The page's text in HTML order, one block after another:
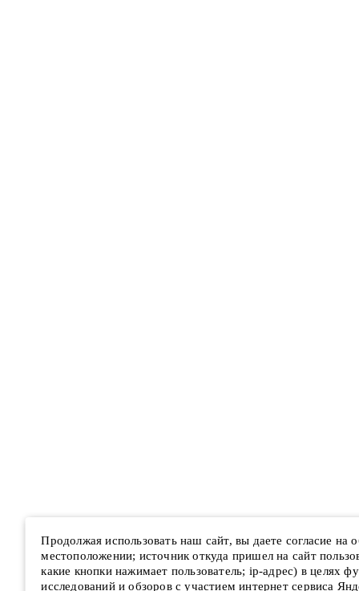
Продолжая использовать наш сайт, вы даете согласие на
местоположении; источник откуда пришел на сайт
какие кнопки нажимает пользователь; ip-адрес) в целях
исследований и обзоров с участием интернет сервиса